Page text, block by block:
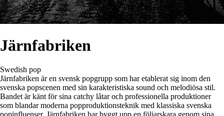
Järnfabriken
Swedish pop
Järnfabriken är en svensk popgrupp som har etablerat sig inom den
svenska popscenen med sin karakteristiska sound och melodiösa stil.
Bandet är känt för sina catchy låtar och professionella produktioner
som blandar moderna popproduktionsteknik med klassiska svenska